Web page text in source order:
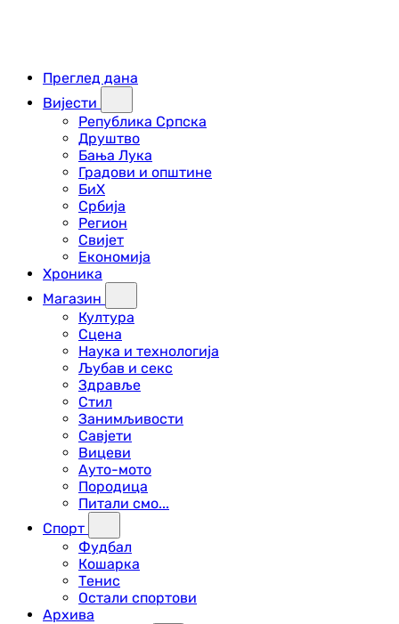
Преглед дана
Вијести
Република Српска
Друштво
Бања Лука
Градови и општине
БиХ
Србија
Регион
Свијет
Економија
Хроника
Магазин
Култура
Сцена
Наука и технологија
Љубав и секс
Здравље
Стил
Занимљивости
Савјети
Вицеви
Ауто-мото
Породица
Питали смо...
Спорт
Фудбал
Кошарка
Тенис
Остали спортови
Архива